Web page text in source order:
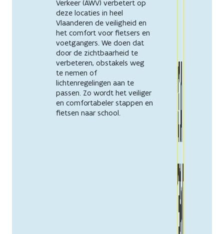
Verkeer (AWV) verbetert op
deze locaties in heel
Vlaanderen de veiligheid en
het comfort voor fietsers en
voetgangers. We doen dat
door de zichtbaarheid te
verbeteren, obstakels weg
te nemen of
lichtenregelingen aan te
passen. Zo wordt het veiliger
en comfortabeler stappen en
fietsen naar school.